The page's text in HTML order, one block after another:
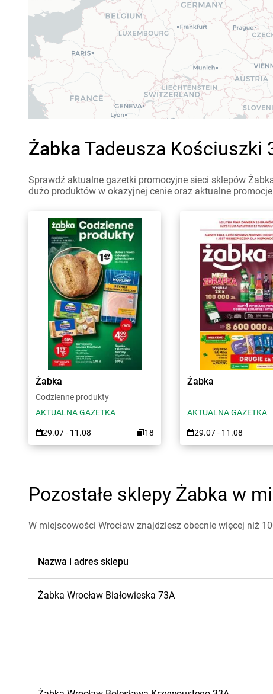
Żabka Tadeusza Kościuszki
Sprawdź aktualne gazetki promocyjne sieci sklepów
dużo produktów w okazyjnej cenie oraz aktualne
Żabka
Codzienne produkty
AKTUALNA GAZETKA
29.07 - 11.08 18
Żabka
AKTUALNA GAZETKA
29.07 - 11.08
Pozostałe sklepy Żabka w
W miejscowości Wrocław znajdziesz obecnie więcej niż
Nazwa i adres sklepu
Żabka Wrocław Białowieska 73A